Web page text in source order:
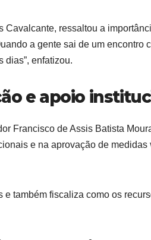
ressaltou a
a gente sai de um encontro
dias”, enfatizou.
e apoio
Francisco de Assis Batista
e na aprovação de
também fiscaliza como os